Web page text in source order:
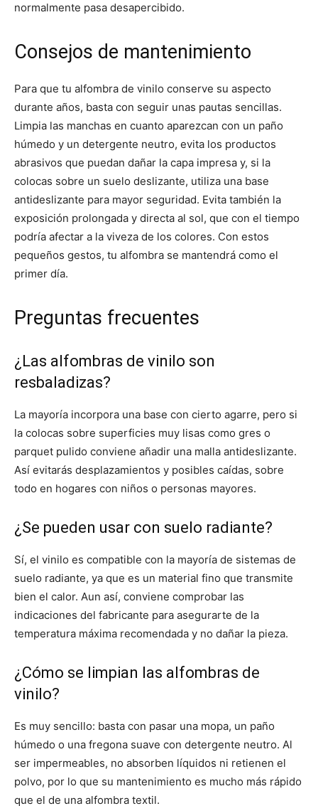
normalmente pasa desapercibido.
Consejos de mantenimiento
Para que tu alfombra de vinilo conserve su aspecto
durante años, basta con seguir unas pautas sencillas.
Limpia las manchas en cuanto aparezcan con un paño
húmedo y un detergente neutro, evita los productos
abrasivos que puedan dañar la capa impresa y, si la
colocas sobre un suelo deslizante, utiliza una base
antideslizante para mayor seguridad. Evita también la
exposición prolongada y directa al sol, que con el tiempo
podría afectar a la viveza de los colores. Con estos
pequeños gestos, tu alfombra se mantendrá como el
primer día.
Preguntas frecuentes
¿Las alfombras de vinilo son
resbaladizas?
La mayoría incorpora una base con cierto agarre, pero si
la colocas sobre superficies muy lisas como gres o
parquet pulido conviene añadir una malla antideslizante.
Así evitarás desplazamientos y posibles caídas, sobre
todo en hogares con niños o personas mayores.
¿Se pueden usar con suelo radiante?
Sí, el vinilo es compatible con la mayoría de sistemas de
suelo radiante, ya que es un material fino que transmite
bien el calor. Aun así, conviene comprobar las
indicaciones del fabricante para asegurarte de la
temperatura máxima recomendada y no dañar la pieza.
¿Cómo se limpian las alfombras de
vinilo?
Es muy sencillo: basta con pasar una mopa, un paño
húmedo o una fregona suave con detergente neutro. Al
ser impermeables, no absorben líquidos ni retienen el
polvo, por lo que su mantenimiento es mucho más rápido
que el de una alfombra textil.